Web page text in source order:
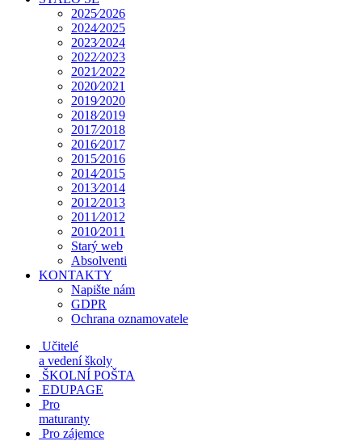
2025⁄2026
2024⁄2025
2023⁄2024
2022⁄2023
2021⁄2022
2020⁄2021
2019⁄2020
2018⁄2019
2017⁄2018
2016⁄2017
2015⁄2016
2014⁄2015
2013⁄2014
2012⁄2013
2011⁄2012
2010⁄2011
Starý web
Absolventi
KONTAKTY
Napište nám
GDPR
Ochrana oznamovatele
Učitelé
a vedení školy
ŠKOLNÍ POŠTA
EDUPAGE
Pro
maturanty
Pro zájemce